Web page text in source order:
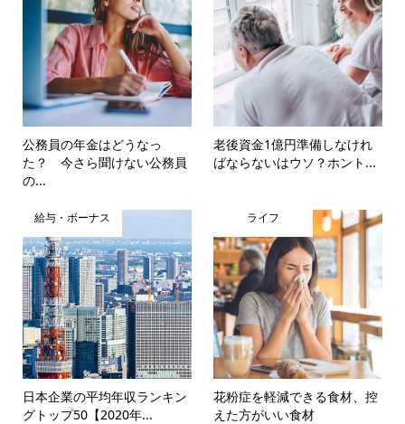
公務員の年金はどうなっ
た？ 今さら聞けない公務員
の...
老後資金1億円準備しなけれ
ばならないはウソ？ホント...
給与・ボーナス
日本企業の平均年収ランキン
グトップ50【2020年...
ライフ
花粉症を軽減できる食材、控
えた方がいい食材